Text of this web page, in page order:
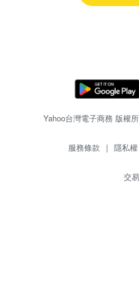
Yahoo台灣電子商務 版權
服務條款 | 隱私權
交